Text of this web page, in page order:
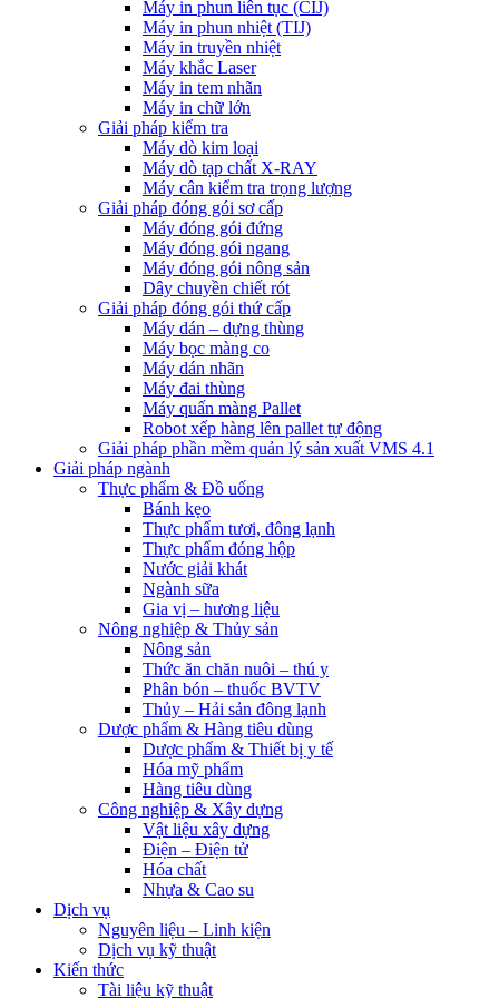
Máy in phun liên tục (CIJ)
Máy in phun nhiệt (TIJ)
Máy in truyền nhiệt
Máy khắc Laser
Máy in tem nhãn
Máy in chữ lớn
Giải pháp kiểm tra
Máy dò kim loại
Máy dò tạp chất X-RAY
Máy cân kiểm tra trọng lượng
Giải pháp đóng gói sơ cấp
Máy đóng gói đứng
Máy đóng gói ngang
Máy đóng gói nông sản
Dây chuyền chiết rót
Giải pháp đóng gói thứ cấp
Máy dán – dựng thùng
Máy bọc màng co
Máy dán nhãn
Máy đai thùng
Máy quấn màng Pallet
Robot xếp hàng lên pallet tự động
Giải pháp phần mềm quản lý sản xuất VMS 4.1
Giải pháp ngành
Thực phẩm & Đồ uống
Bánh kẹo
Thực phẩm tươi, đông lạnh
Thực phẩm đóng hộp
Nước giải khát
Ngành sữa
Gia vị – hương liệu
Nông nghiệp & Thủy sản
Nông sản
Thức ăn chăn nuôi – thú y
Phân bón – thuốc BVTV
Thủy – Hải sản đông lạnh
Dược phẩm & Hàng tiêu dùng
Dược phẩm & Thiết bị y tế
Hóa mỹ phẩm
Hàng tiêu dùng
Công nghiệp & Xây dựng
Vật liệu xây dựng
Điện – Điện tử
Hóa chất
Nhựa & Cao su
Dịch vụ
Nguyên liệu – Linh kiện
Dịch vụ kỹ thuật
Kiến thức
Tài liệu kỹ thuật